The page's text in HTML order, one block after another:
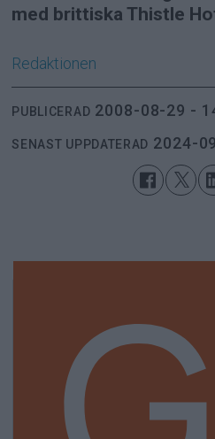
med brittiska Thistle
Redaktionen
PUBLICERAD 2008-08-29 -
SENAST UPPDATERAD 2024-